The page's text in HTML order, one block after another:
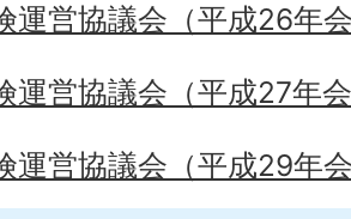
運営協議会（平成26年
運営協議会（平成27年
運営協議会（平成29年